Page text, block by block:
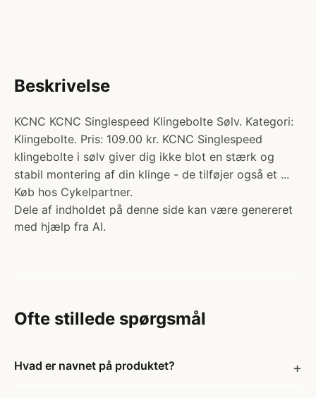
Beskrivelse
KCNC KCNC Singlespeed Klingebolte Sølv. Kategori:
Klingebolte. Pris: 109.00 kr. KCNC Singlespeed
klingebolte i sølv giver dig ikke blot en stærk og
stabil montering af din klinge - de tilføjer også et ...
Køb hos Cykelpartner.
Dele af indholdet på denne side kan være genereret
med hjælp fra AI.
Ofte stillede spørgsmål
Hvad er navnet på produktet?